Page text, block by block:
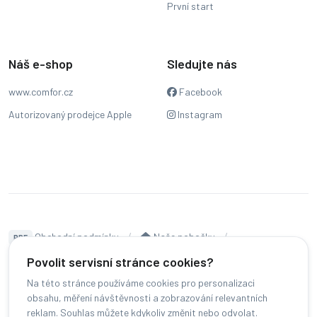
Povolit servisní stránce cookies?
Na této stránce používáme cookies pro personalizaci
obsahu, měření návštěvnosti a zobrazování relevantních
reklam. Souhlas můžete kdykoliv změnit nebo odvolat.
První start
Náš e-shop
www.comfor.cz
Autorizovaný prodejce Apple
Sledujte nás
Facebook
Instagram
PDF Obchodní podmínky
Naše pobočky
Čeština